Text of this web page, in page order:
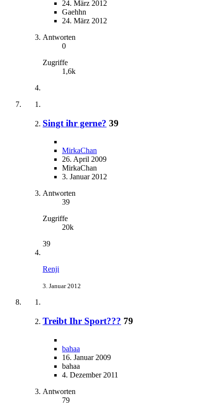
24. März 2012
Gaehhn
24. März 2012
Antworten
0
Zugriffe
1,6k
Singt ihr gerne? 39
MirkaChan
26. April 2009
MirkaChan
3. Januar 2012
Antworten
39
Zugriffe
20k
39
Renji
3. Januar 2012
Treibt Ihr Sport??? 79
bahaa
16. Januar 2009
bahaa
4. Dezember 2011
Antworten
79